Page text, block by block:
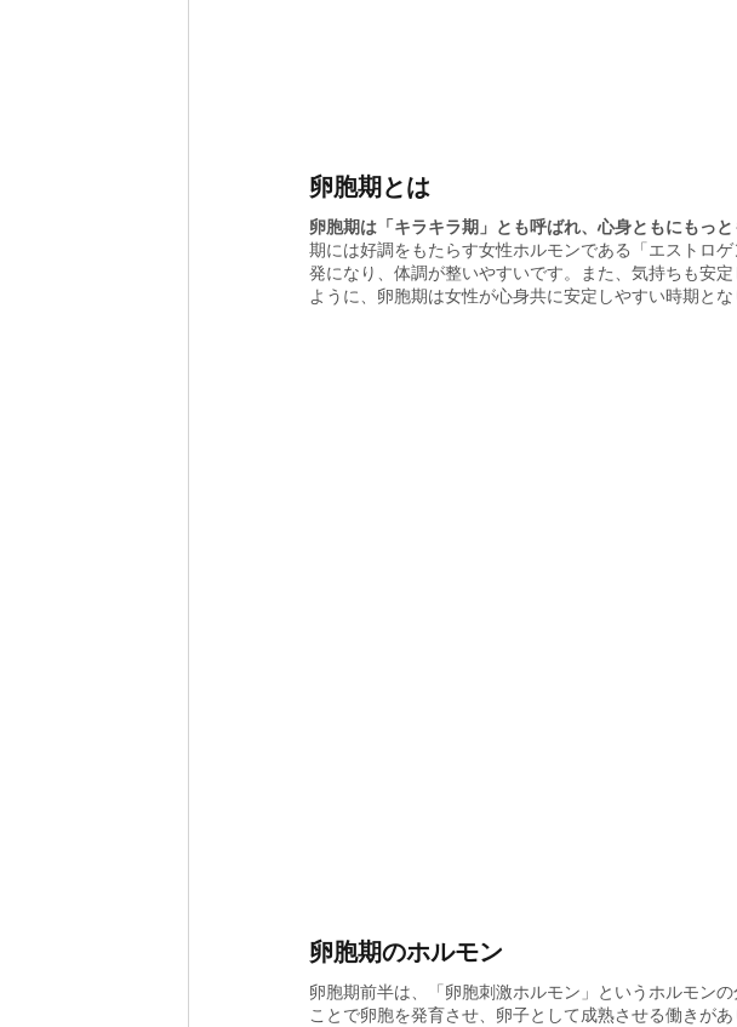
卵胞期とは
卵胞期は「キラキラ期」とも呼ばれ、心身ともにもっと
期には好調をもたらす女性ホルモンである「エストロ
発になり、体調が整いやすいです。また、気持ちも安
ように、卵胞期は女性が心身共に安定しやすい時期とな
卵胞期のホルモン
卵胞期前半は、「卵胞刺激ホルモン」というホルモン
ことで卵胞を発育させ、卵子として成熟させる働きがあ